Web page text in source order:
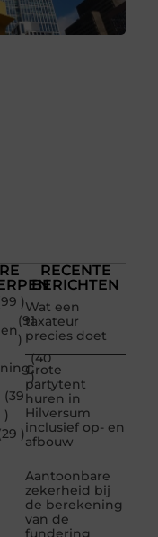
)
(91
)
(40
)
(39
)
)
RECENTE
BERICHTEN
Wat een
taxateur
precies doet
Grote
partytent
huren in
Hilversum
inclusief op- en
afbouw
Aantoonbare
zekerheid bij
de berekening
van de
fundering